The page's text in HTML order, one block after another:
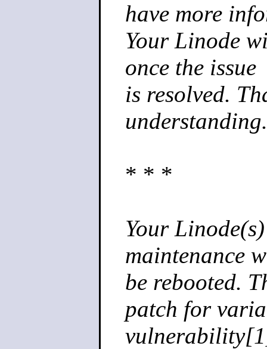
have more
Your Linode
once the issue
is resolved.
understanding.
* * *
Your
maintenance
be rebooted.
patch for